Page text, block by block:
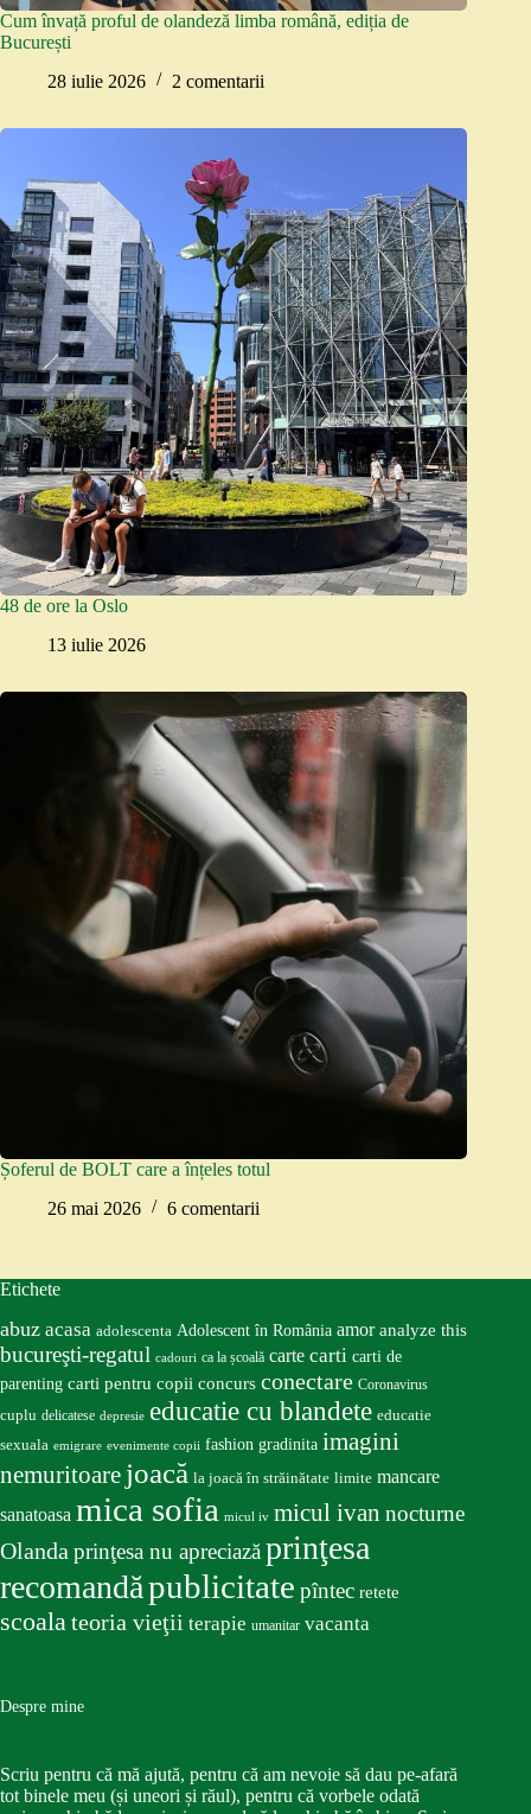
Cum învață proful de olandeză limba română, ediția de
București
28 iulie 2026
2 comentarii
48 de ore la Oslo
13 iulie 2026
Șoferul de BOLT care a înțeles totul
26 mai 2026
6 comentarii
Etichete
abuz acasa adolescenta Adolescent în România amor analyze this
bucureşti-regatul cadouri ca la școală carte carti carti de
parenting carti pentru copii concurs conectare Coronavirus
cuplu delicatese depresie educatie cu blandete educatie
sexuala emigrare evenimente copii fashion gradinita imagini
nemuritoare joacă la joacă în străinătate limite mancare
sanatoasa mica sofia micul iv micul ivan nocturne
Olandaprinţesa nu apreciazăprinţesa
recomandăpublicitate pîntec retete
scoalateoria vieţii terapie umanitar vacanta
Despre mine
Scriu pentru că mă ajută, pentru că am nevoie să dau pe-afară
tot binele meu (și uneori și răul), pentru că vorbele odată